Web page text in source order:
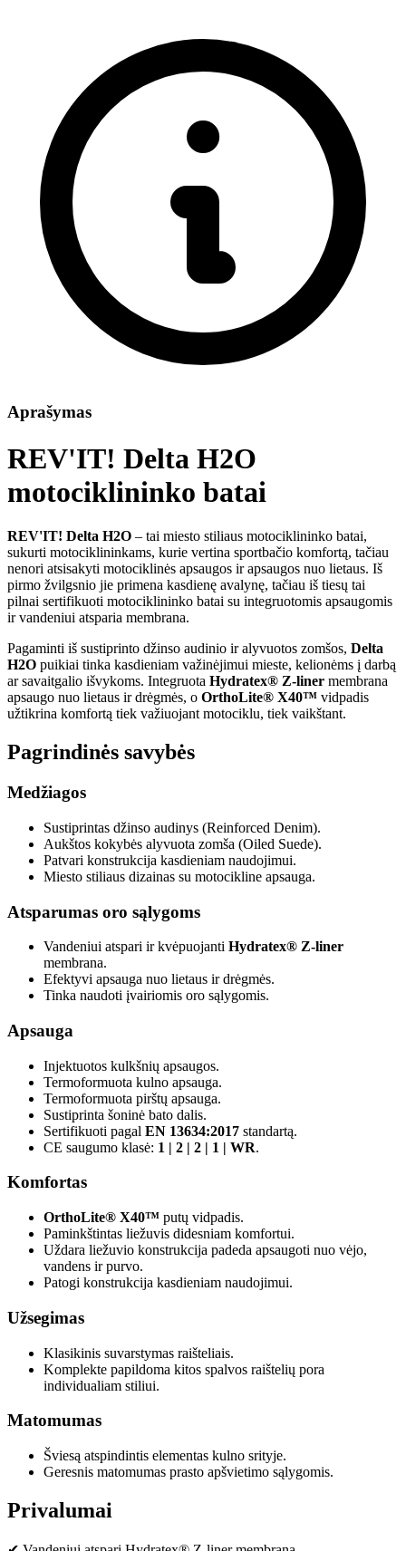
Aprašymas
REV'IT! Delta H2O
motociklininko batai
REV'IT! Delta H2O – tai miesto stiliaus motociklininko batai,
sukurti motociklininkams, kurie vertina sportbačio komfortą, tačiau
nenori atsisakyti motociklinės apsaugos ir apsaugos nuo lietaus. Iš
pirmo žvilgsnio jie primena kasdienę avalynę, tačiau iš tiesų tai
pilnai sertifikuoti motociklininko batai su integruotomis apsaugomis
ir vandeniui atsparia membrana.
Pagaminti iš sustiprinto džinso audinio ir alyvuotos zomšos, Delta
H2O puikiai tinka kasdieniam važinėjimui mieste, kelionėms į darbą
ar savaitgalio išvykoms. Integruota Hydratex® Z-liner membrana
apsaugo nuo lietaus ir drėgmės, o OrthoLite® X40™ vidpadis
užtikrina komfortą tiek važiuojant motociklu, tiek vaikštant.
Pagrindinės savybės
Medžiagos
Sustiprintas džinso audinys (Reinforced Denim).
Aukštos kokybės alyvuota zomša (Oiled Suede).
Patvari konstrukcija kasdieniam naudojimui.
Miesto stiliaus dizainas su motocikline apsauga.
Atsparumas oro sąlygoms
Vandeniui atspari ir kvėpuojanti Hydratex® Z-liner
membrana.
Efektyvi apsauga nuo lietaus ir drėgmės.
Tinka naudoti įvairiomis oro sąlygomis.
Apsauga
Injektuotos kulkšnių apsaugos.
Termoformuota kulno apsauga.
Termoformuota pirštų apsauga.
Sustiprinta šoninė bato dalis.
Sertifikuoti pagal EN 13634:2017 standartą.
CE saugumo klasė: 1 | 2 | 2 | 1 | WR.
Komfortas
OrthoLite® X40™ putų vidpadis.
Paminkštintas liežuvis didesniam komfortui.
Uždara liežuvio konstrukcija padeda apsaugoti nuo vėjo,
vandens ir purvo.
Patogi konstrukcija kasdieniam naudojimui.
Užsegimas
Klasikinis suvarstymas raišteliais.
Komplekte papildoma kitos spalvos raištelių pora
individualiam stiliui.
Matomumas
Šviesą atspindintis elementas kulno srityje.
Geresnis matomumas prasto apšvietimo sąlygomis.
Privalumai